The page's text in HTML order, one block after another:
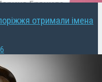
отримали імена